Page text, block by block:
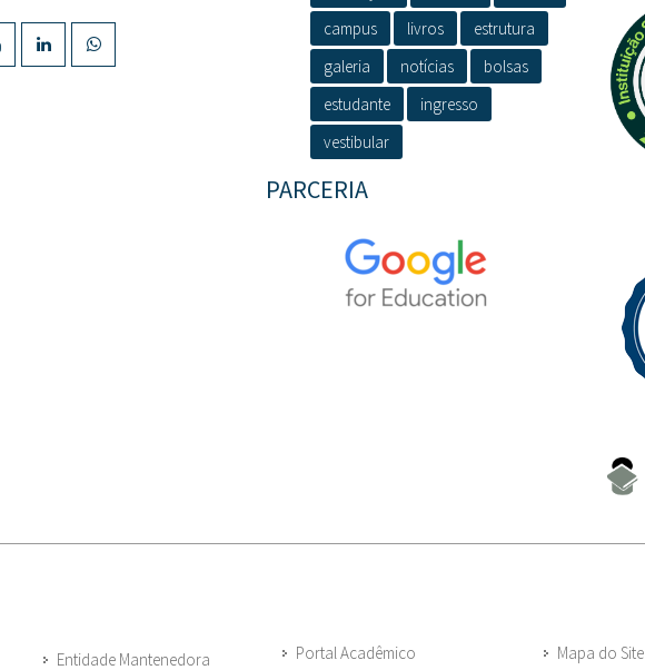
campus
livros
estrutura
galeria
notícias
bolsas
estudante
ingresso
vestibular
PARCERIA
Entidade Mantenedora Portal Acadêmico Mapa do Site